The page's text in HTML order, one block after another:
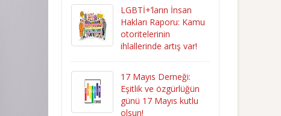
LGBTİ+’ların İnsan
Hakları Raporu: Kamu
otoritelerinin
ihlallerinde artış var!
17 Mayıs Derneği:
Eşitlik ve özgürlüğün
günü 17 Mayıs kutlu
olsun!